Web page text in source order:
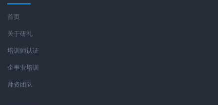
首页
关于研礼
培训师认证
企事业培训
师资团队